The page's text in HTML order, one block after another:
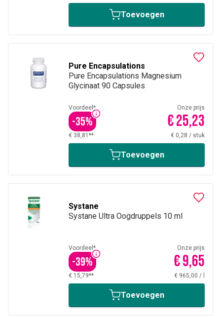
Toevoegen
Pure Encapsulations
Pure Encapsulations Magnesium
Glycinaat 90 Capsules
Voordeel*
-35%
Onze prijs
€ 25,23
€ 38,81** € 0,28 / stuk
Toevoegen
Systane
Systane Ultra Oogdruppels 10 ml
Voordeel*
-39%
Onze prijs
€ 9,65
€ 15,79** € 965,00 /
Toevoegen